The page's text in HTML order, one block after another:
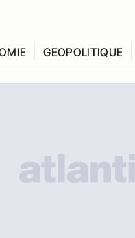
GEOPOLITIQUE